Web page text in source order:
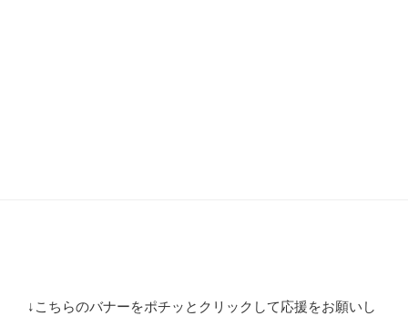
↓こちらのバナーをポチッとクリックして応援をお願いし